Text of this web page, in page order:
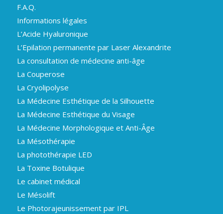
F.A.Q.
Informations légales
L’Acide Hyaluronique
L’Epilation permanente par Laser Alexandrite
La consultation de médecine anti-âge
La Couperose
La Cryolipolyse
La Médecine Esthétique de la Silhouette
La Médecine Esthétique du Visage
La Médecine Morphologique et Anti-Âge
La Mésothérapie
La photothérapie LED
La Toxine Botulique
Le cabinet médical
Le Mésolift
Le Photorajeunissement par IPL